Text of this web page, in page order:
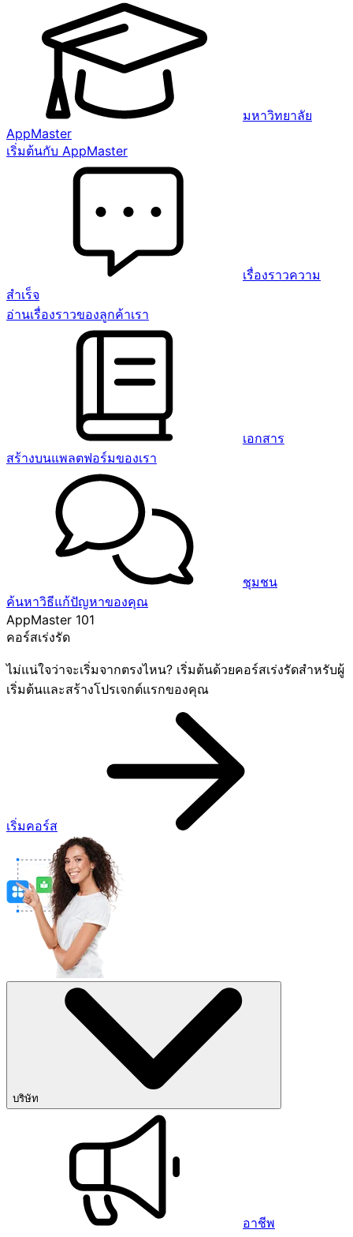
มหาวิทยาลัย
AppMaster
เริ่มต้นกับ AppMaster
เรื่องราวความ
สำเร็จ
อ่านเรื่องราวของลูกค้าเรา
เอกสาร
สร้างบนแพลตฟอร์มของเรา
ชุมชน
ค้นหาวิธีแก้ปัญหาของคุณ
AppMaster 101
คอร์สเร่งรัด
ไม่แน่ใจว่าจะเริ่มจากตรงไหน? เริ่มต้นด้วยคอร์สเร่งรัดสำหรับผู้
เริ่มต้นและสร้างโปรเจกต์แรกของคุณ
เริ่มคอร์ส
บริษัท
อาชีพ